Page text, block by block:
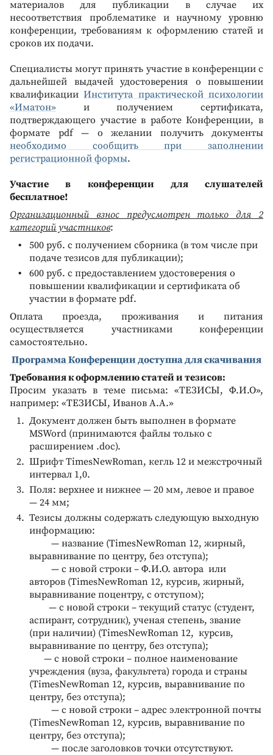
материалов для публикации в случае их
несоответствия проблематике и научному уровню
конференции, требованиям к оформлению статей и
сроков их подачи.
Специалисты могут принять участие в конференции с
дальнейшей выдачей удостоверения о повышении
квалификацииИнститута практической психологии
«Иматон» и получением сертификата,
подтверждающего участие в работе Конференции, в
формате pdf — о желании получить документы
необходимо сообщить при заполнении
регистрационной формы.
Участие в конференции для слушателей
бесплатное!
Организационный взнос предусмотрен только для 2
категорий участников:
500 руб. с получением сборника (в том числе при
подаче тезисов для публикации);
600 руб. с предоставлением удостоверения о
повышении квалификации и сертификата об
участии в формате pdf.
Оплата проезда, проживания и питания
осуществляется участниками конференции
самостоятельно.
Программа Конференции доступна для скачивания
Требования к оформлению статей и тезисов:
Просим указать в теме письма: «ТЕЗИСЫ, Ф.И.О»,
например: «ТЕЗИСЫ, Иванов А.А.»
Документ должен быть выполнен в формате
MSWord (принимаются файлы только с
расширением .doc).
Шрифт TimesNewRoman, кегль 12 и межстрочный
интервал 1,0.
Поля: верхнее и нижнее — 20 мм, левое и правое
— 24 мм;
Тезисы должны содержать следующую выходную
информацию:
— название (TimesNewRoman 12, жирный,
выравнивание по центру, без отступа);
— с новой строки – Ф.И.О. автора или
авторов (TimesNewRoman 12, курсив, жирный,
выравнивание поцентру, с отступом);
— с новой строки – текущий статус (студент,
аспирант, сотрудник), ученая степень, звание
(при наличии) (TimesNewRoman 12, курсив,
выравнивание по центру, без отступа);
— с новой строки – полное наименование
учреждения (вуза, факультета) города и страны
(TimesNewRoman 12, курсив, выравнивание по
центру, без отступа);
— с новой строки – адрес электронной почты
(TimesNewRoman 12, курсив, выравнивание по
центру, без отступа);
— после заголовков точки отсутствуют.